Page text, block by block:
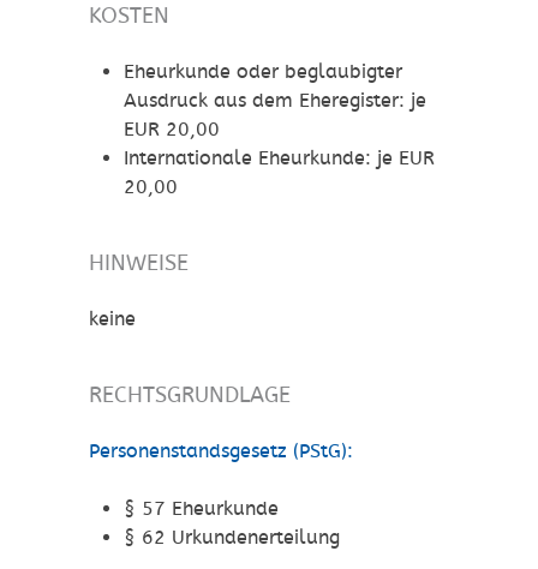
KOSTEN
Eheurkunde oder beglaubigter
Ausdruck aus dem Eheregister: je
EUR 20,00
Internationale Eheurkunde: je EUR
20,00
HINWEISE
keine
RECHTSGRUNDLAGE
Personenstandsgesetz (PStG):
§ 57 Eheurkunde
§ 62 Urkundenerteilung